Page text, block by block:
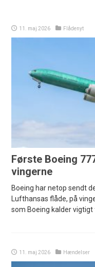
11. maj 2026 Flådenyt
Første Boeing
vingerne
Boeing har netop sendt
Lufthansas flåde, på
som Boeing kalder
11. maj 2026 Hændelser